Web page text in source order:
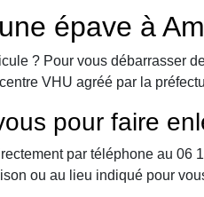
épave à
? Pour vous débarrasser
VHU agréé par la
pour faire
par téléphone au
ou au lieu indiqué pour